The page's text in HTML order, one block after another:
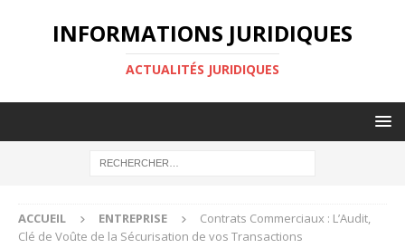
INFORMATIONS JURIDIQUES
ACTUALITÉS JURIDIQUES
ACCUEIL ENTREPRISE
Contrats Commerciaux : L’Audit,
Clé de Voûte de la Sécurisation de vos Transactions